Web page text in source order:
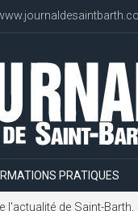
PRATIQUES
l'actualité de Saint-Barth,